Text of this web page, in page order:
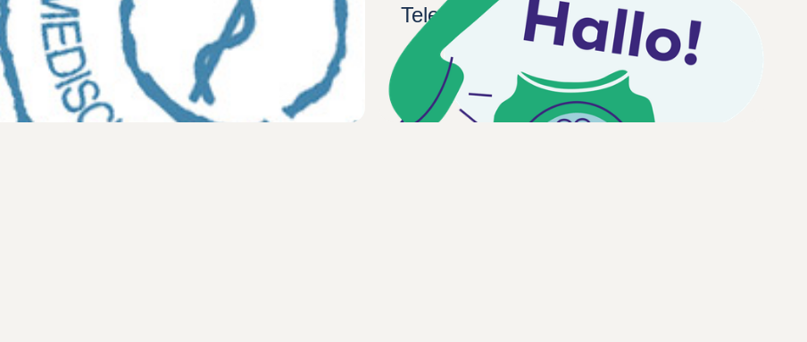
Rijbewijskeuringen
Rijbewijskeuringen
Lees het nieuwsbericht
Telefonische bereikbaarheid
Lees het nieuwsbericht